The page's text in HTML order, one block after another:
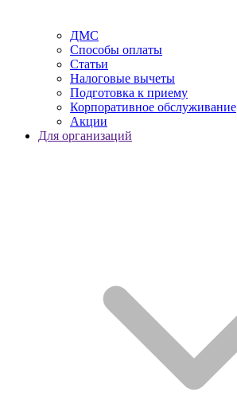
ДМС
Способы оплаты
Статьи
Налоговые вычеты
Подготовка к приему
Корпоративное обслуживание
Акции
Для организаций